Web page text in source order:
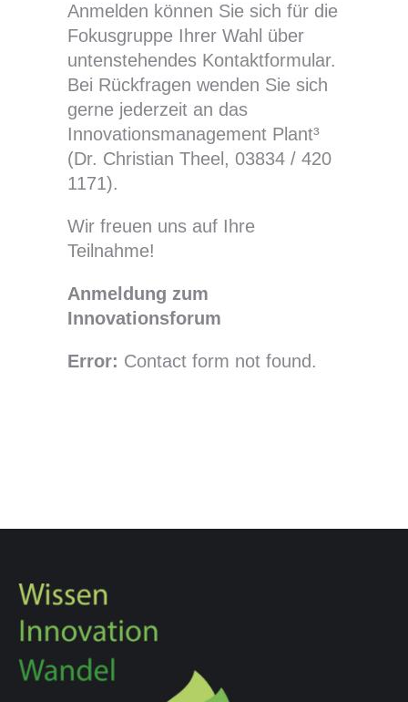
Anmelden können Sie sich für die
Fokusgruppe Ihrer Wahl über
untenstehendes Kontaktformular.
Bei Rückfragen wenden Sie sich
gerne jederzeit an das
Innovationsmanagement Plant³
(Dr. Christian Theel, 03834 / 420
1171).
Wir freuen uns auf Ihre
Teilnahme!
Anmeldung zum
Innovationsforum
Error: Contact form not found.